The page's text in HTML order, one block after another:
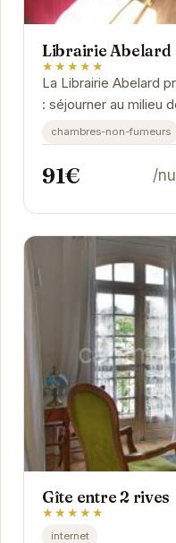
Librairie Abelard
★★★★★
La Librairie Abelard
: séjourner au milieu
offre un cadre
chambres-non-fumeurs
91€ /
Gîte entre 2 rives
★★★★★
internet